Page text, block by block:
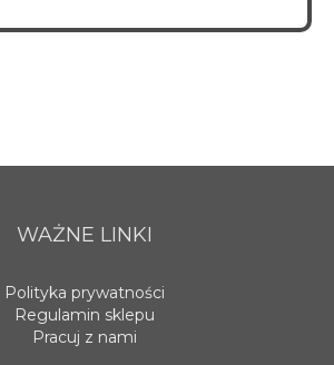
WAŻNE LINKI
Polityka prywatności
Regulamin sklepu
Pracuj z nami